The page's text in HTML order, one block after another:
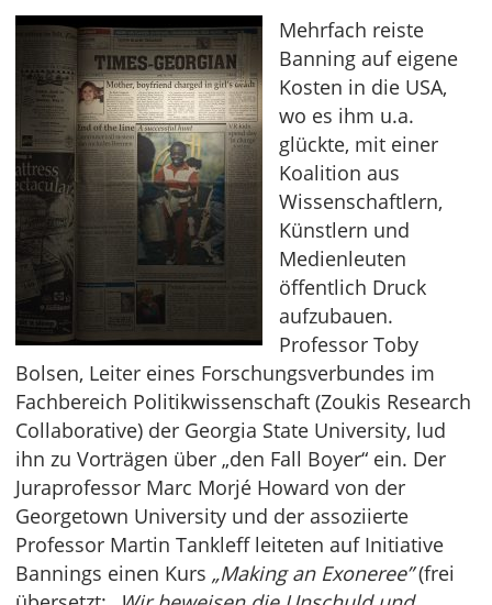
Mehrfach reiste
Banning auf eigene
Kosten in die USA,
wo es ihm u.a.
glückte, mit einer
Koalition aus
Wissenschaftlern,
Künstlern und
Medienleuten
öffentlich Druck
aufzubauen.
Professor Toby
Bolsen, Leiter eines Forschungsverbundes im
Fachbereich Politikwissenschaft (Zoukis Research
Collaborative) der Georgia State University, lud
ihn zu Vorträgen über „den Fall Boyer“ ein. Der
Juraprofessor Marc Morjé Howard von der
Georgetown University und der assoziierte
Professor Martin Tankleff leiteten auf Initiative
Bannings einen Kurs „Making an Exoneree”(frei